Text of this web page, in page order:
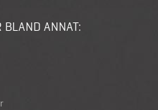
BLAND ANNAT: